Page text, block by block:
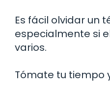
Es fácil olvidar un
especialmente si
varios.
Tómate tu tiempo